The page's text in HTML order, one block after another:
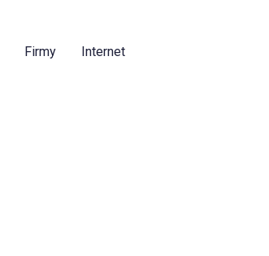
Firmy
Internet